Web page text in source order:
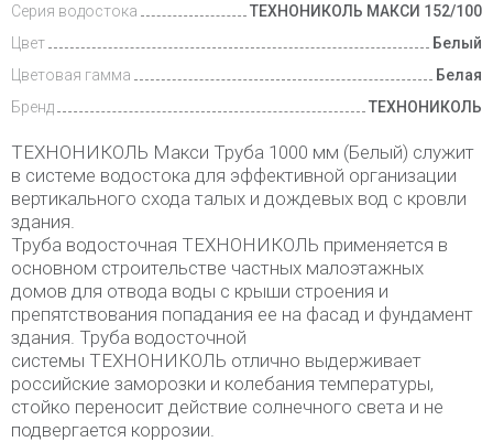
Серия водостока
ТЕХНОНИКОЛЬ МАКСИ 152/100
Цвет
Белый
Цветовая гамма
Белая
Бренд
ТЕХНОНИКОЛЬ
ТЕХНОНИКОЛЬ Макси Труба 1000 мм (Белый) служит
в системе водостока для эффективной организации
вертикального схода талых и дождевых вод с кровли
здания.
Труба водосточная ТЕХНОНИКОЛЬ применяется в
основном строительстве частных малоэтажных
домов для отвода воды с крыши строения и
препятствования попадания ее на фасад и фундамент
здания. Труба водосточной
системы ТЕХНОНИКОЛЬ отлично выдерживает
российские заморозки и колебания температуры,
стойко переносит действие солнечного света и не
подвергается коррозии.